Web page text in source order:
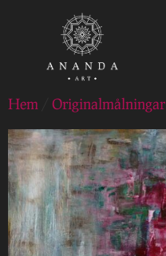
Hem Originalmålningar